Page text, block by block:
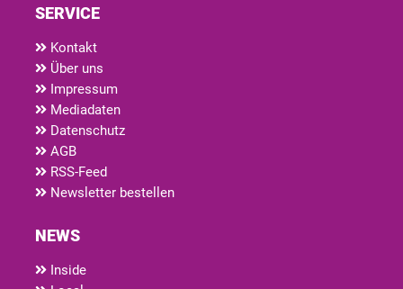
SERVICE
Kontakt
Über uns
Impressum
Mediadaten
Datenschutz
AGB
RSS-Feed
Newsletter bestellen
NEWS
Inside